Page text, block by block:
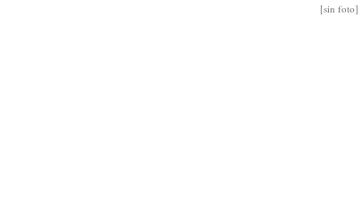
[sin foto]